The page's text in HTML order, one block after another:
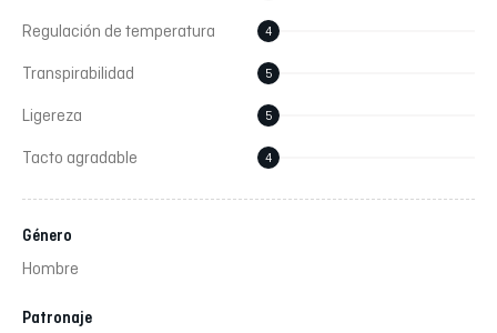
Regulación de temperatura 4
Transpirabilidad 5
Ligereza 5
Tacto agradable 4
Género
Hombre
Patronaje